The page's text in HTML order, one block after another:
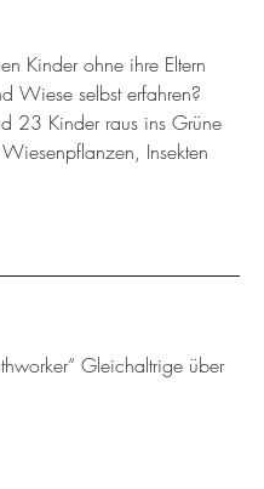
Kinder ohne ihre Eltern
Wiese selbst erfahren?
23 Kinder raus ins Grüne
Insekten
Gleichaltrige über